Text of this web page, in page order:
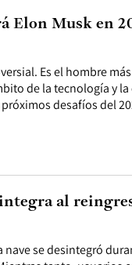
Es el hombre
de la tecnología y
desafíos del
Elon Musk en
se desintegró
al